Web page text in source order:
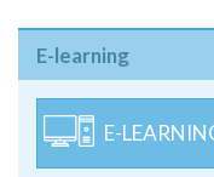
E-learning
E-